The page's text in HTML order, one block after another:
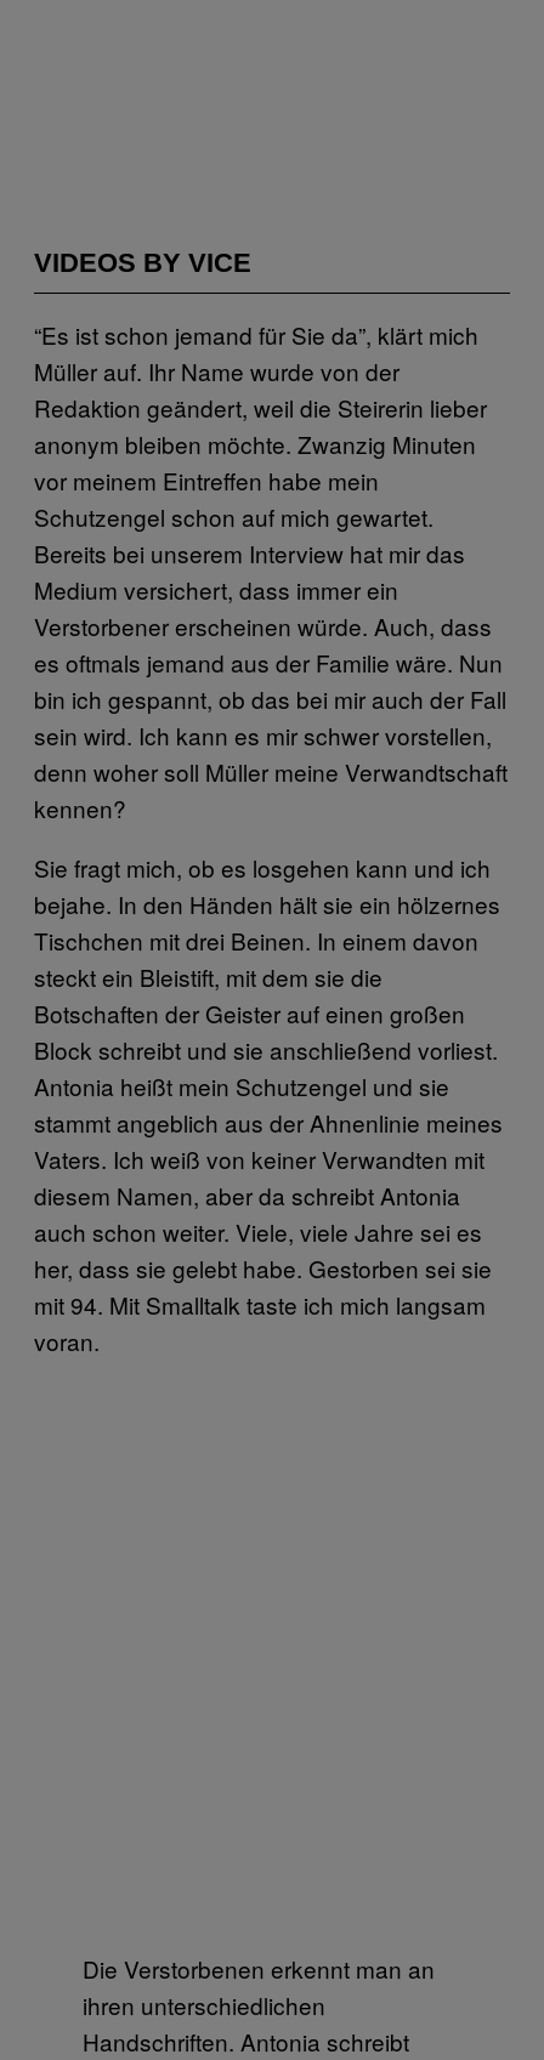
VIDEOS BY VICE
“Es ist schon jemand für Sie da”, klärt mich
Müller auf. Ihr Name wurde von der
Redaktion geändert, weil die Steirerin lieber
anonym bleiben möchte. Zwanzig Minuten
vor meinem Eintreffen habe mein
Schutzengel schon auf mich gewartet.
Bereits bei unserem Interview hat mir das
Medium versichert, dass immer ein
Verstorbener erscheinen würde. Auch, dass
es oftmals jemand aus der Familie wäre. Nun
bin ich gespannt, ob das bei mir auch der Fall
sein wird. Ich kann es mir schwer vorstellen,
denn woher soll Müller meine Verwandtschaft
kennen?
Sie fragt mich, ob es losgehen kann und ich
bejahe. In den Händen hält sie ein hölzernes
Tischchen mit drei Beinen. In einem davon
steckt ein Bleistift, mit dem sie die
Botschaften der Geister auf einen großen
Block schreibt und sie anschließend vorliest.
Antonia heißt mein Schutzengel und sie
stammt angeblich aus der Ahnenlinie meines
Vaters. Ich weiß von keiner Verwandten mit
diesem Namen, aber da schreibt Antonia
auch schon weiter. Viele, viele Jahre sei es
her, dass sie gelebt habe. Gestorben sei sie
mit 94. Mit Smalltalk taste ich mich langsam
voran.
Die Verstorbenen erkennt man an
ihren unterschiedlichen
Handschriften. Antonia schreibt